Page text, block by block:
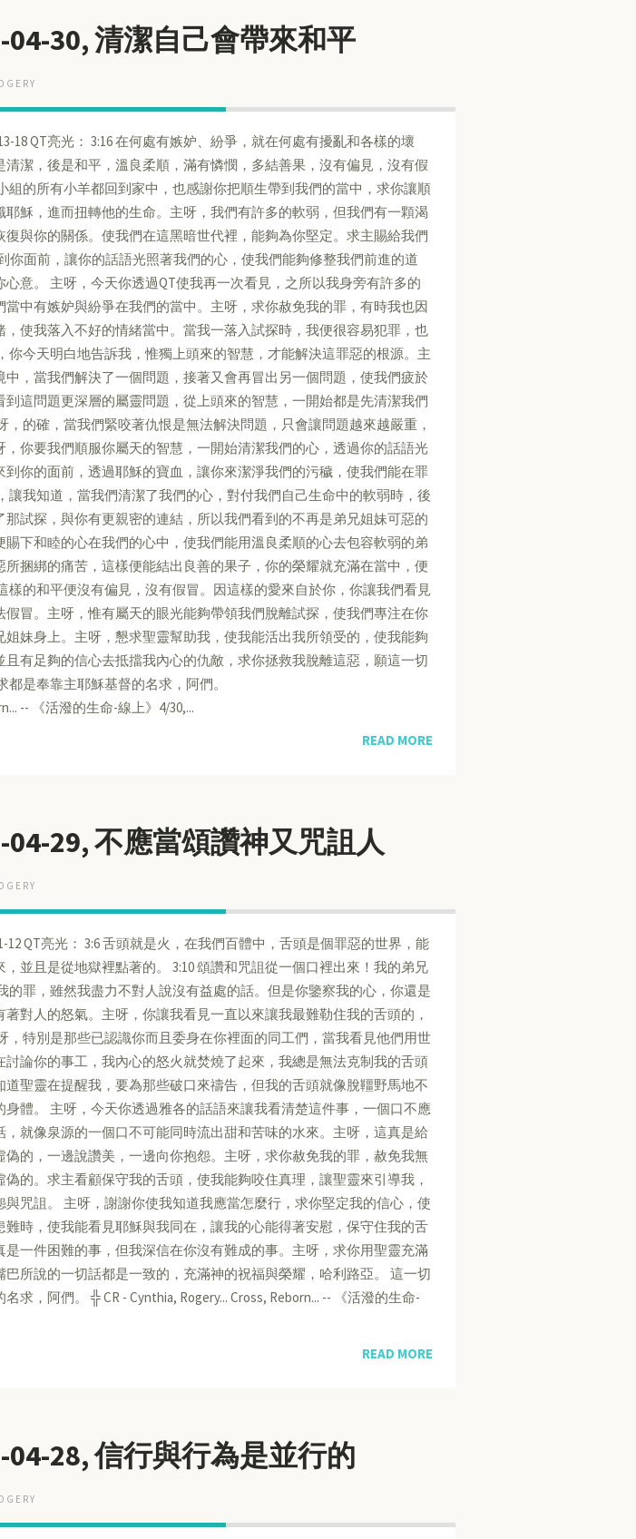
04-30, 清潔自己會帶來和平
18 QT亮光： 3:16 在何處有嫉妒、紛爭，就在何處有擾亂和各樣的壞
清潔，後是和平，溫良柔順，滿有憐憫，多結善果，沒有偏見，沒有假
組的所有小羊都回到家中，也感謝你把順生帶到我們的當中，求你讓順
穌，進而扭轉他的生命。主呀，我們有許多的軟弱，但我們有一顆渴
與你的關係。使我們在這黑暗世代裡，能夠為你堅定。求主賜給我們
你面前，讓你的話語光照著我們的心，使我們能夠修整我們前進的道
意。 主呀，今天你透過QT使我再一次看見，之所以我身旁有許多的
中有嫉妒與紛爭在我們的當中。主呀，求你赦免我的罪，有時我也因
使我落入不好的情緒當中。當我一落入試探時，我便很容易犯罪，也
你今天明白地告訴我，惟獨上頭來的智慧，才能解決這罪惡的根源。主
，當我們解決了一個問題，接著又會再冒出另一個問題，使我們疲於
這問題更深層的屬靈問題，從上頭來的智慧，一開始都是先清潔我們
，的確，當我們緊咬著仇恨是無法解決問題，只會讓問題越來越嚴重，
你要我們順服你屬天的智慧，一開始清潔我們的心，透過你的話語光
你的面前，透過耶穌的寶血，讓你來潔淨我們的污穢，使我們能在罪
讓我知道，當我們清潔了我們的心，對付我們自己生命中的軟弱時，後
試探，與你有更親密的連結，所以我們看到的不再是弟兄姐妹可惡的
下和睦的心在我們的心中，使我們能用溫良柔順的心去包容軟弱的弟
捆綁的痛苦，這樣便能結出良善的果子，你的榮耀就充滿在當中，便
樣的和平便沒有偏見，沒有假冒。因這樣的愛來自於你，你讓我們看見
冒。主呀，惟有屬天的眼光能夠帶領我們脫離試探，使我們專注在你
妹身上。主呀，懇求聖靈幫助我，使我能活出我所領受的，使我能夠
有足夠的信心去抵擋我內心的仇敵，求你拯救我脫離這惡，願這一切
是奉靠主耶穌基督的名求，阿們。
-- 《活潑的生命-線上》4/30,...
READ MORE
04-29, 不應當頌讚神又咒詛人
12 QT亮光： 3:6 舌頭就是火，在我們百體中，舌頭是個罪惡的世界，能
並且是從地獄裡點著的。 3:10 頌讚和咒詛從一個口裡出來！我的弟兄
的罪，雖然我盡力不對人說沒有益處的話。但是你鑒察我的心，你還是
對人的怒氣。主呀，你讓我看見一直以來讓我最難勒住我的舌頭的，
，特別是那些已認識你而且委身在你裡面的同工們，當我看見他們用世
論你的事工，我內心的怒火就焚燒了起來，我總是無法克制我的舌頭
聖靈在提醒我，要為那些破口來禱告，但我的舌頭就像脫韁野馬地不
體。 主呀，今天你透過雅各的話語來讓我看清楚這件事，一個口不應
就像泉源的一個口不可能同時流出甜和苦味的水來。主呀，這真是給
的，一邊說讚美，一邊向你抱怨。主呀，求你赦免我的罪，赦免我無
的。求主看顧保守我的舌頭，使我能夠咬住真理，讓聖靈來引導我，
咒詛。 主呀，謝謝你使我知道我應當怎麼行，求你堅定我的信心，使
時，使我能看見耶穌與我同在，讓我的心能得著安慰，保守住我的舌
一件困難的事，但我深信在你沒有難成的事。主呀，求你用聖靈充滿
所說的一切話都是一致的，充滿神的祝福與榮耀，哈利路亞。 這一切
求，阿們。 ╬ CR - Cynthia, Rogery... Cross, Reborn... -- 《活潑的生命-
READ MORE
04-28, 信行與行為是並行的